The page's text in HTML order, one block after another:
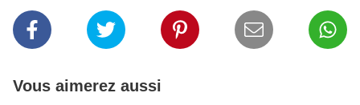
Vous aimerez aussi